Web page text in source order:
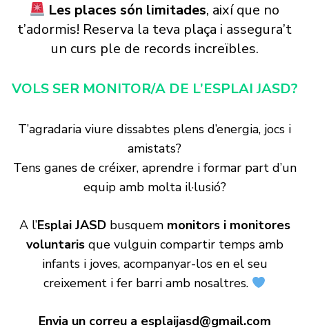
Les places són limitades, així que no
t’adormis! Reserva la teva plaça i assegura’t
un curs ple de records increïbles.
VOLS SER MONITOR/A DE L’ESPLAI JASD?
T’agradaria viure dissabtes plens d’energia, jocs i
amistats?
Tens ganes de créixer, aprendre i formar part d’un
equip amb molta il·lusió?
A l’Esplai JASDbusquem monitors i monitores
voluntarisque vulguin compartir temps amb
infants i joves, acompanyar-los en el seu
creixement i fer barri amb nosaltres.
Envia un correu a esplaijasd@gmail.com